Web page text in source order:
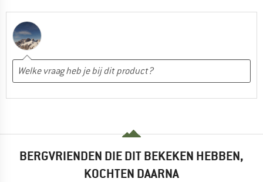
BERGVRIENDEN DIE DIT BEKEKEN HEBBEN,
KOCHTEN DAARNA